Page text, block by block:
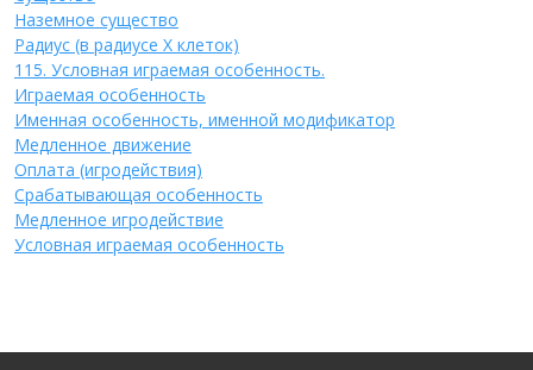
Наземное существо
Радиус (в радиусе Х клеток)
115. Условная играемая особенность.
Играемая особенность
Именная особенность, именной модификатор
Медленное движение
Оплата (игродействия)
Срабатывающая особенность
Медленное игродействие
Условная играемая особенность